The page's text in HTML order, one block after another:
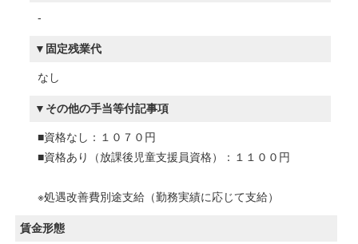
-
固定残業代
なし
その他の手当等付記事項
■資格なし：１０７０円
■資格あり（放課後児童支援員資格）：１１００円
※処遇改善費別途支給（勤務実績に応じて支給）
賃金形態